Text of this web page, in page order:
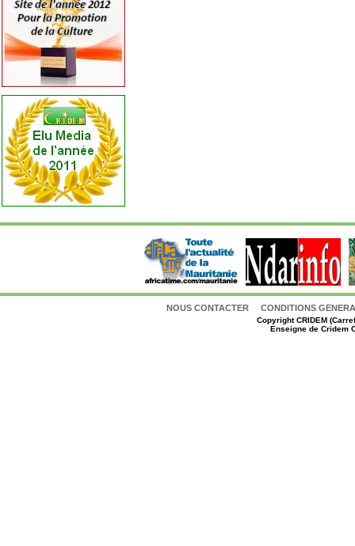
NOUS CONTACTER CONDITIONS
CopyrightCRIDEM
Enseigne de Cridem